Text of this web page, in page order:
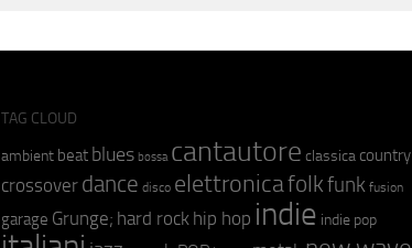
TAG CLOUD
ambient beat blues bossa cantautore classica country
crossover dance disco elettronicafolkfunk fusion
garage Grunge; hard rock hip hop indie indie pop